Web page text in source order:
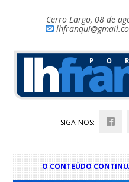
Cerro Largo, 08 de
SIGA-NOS:
O CONTEÚDO